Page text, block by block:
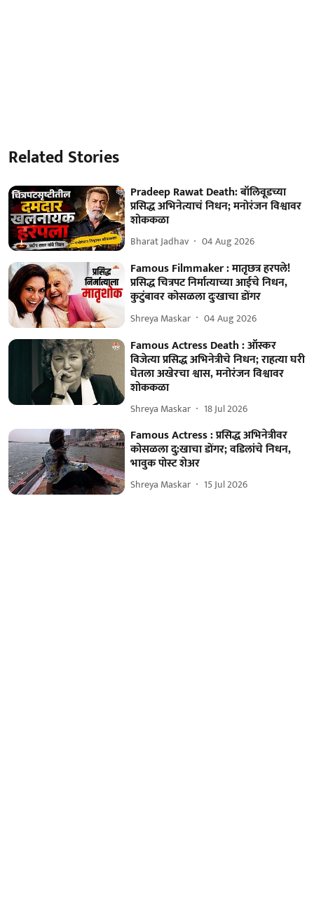
Related Stories
Pradeep Rawat Death: बॉलिवूडच्या
प्रसिद्ध अभिनेत्याचं निधन; मनोरंजन विश्वावर
शोककळा
Bharat Jadhav 04 Aug 2026
Famous Filmmaker : मातृछत्र हरपले!
प्रसिद्ध चित्रपट निर्मात्याच्या आईचे निधन,
कुटुंबावर कोसळला दुःखाचा डोंगर
Shreya Maskar 04 Aug 2026
Famous Actress Death : ऑस्कर
विजेत्या प्रसिद्ध अभिनेत्रीचे निधन; राहत्या घरी
घेतला अखेरचा श्वास, मनोरंजन विश्वावर
शोककळा
Shreya Maskar 18 Jul 2026
Famous Actress : प्रसिद्ध अभिनेत्रीवर
कोसळला दु:खाचा डोंगर; वडिलांचे निधन,
भावुक पोस्ट शेअर
Shreya Maskar 15 Jul 2026